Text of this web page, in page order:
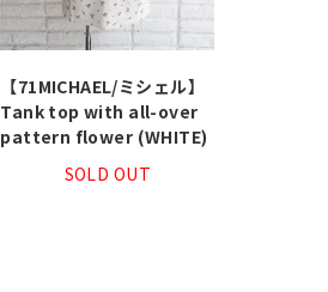
【71MICHAEL/ミシェル】
Tank top with all-over
pattern flower (WHITE)
SOLD OUT